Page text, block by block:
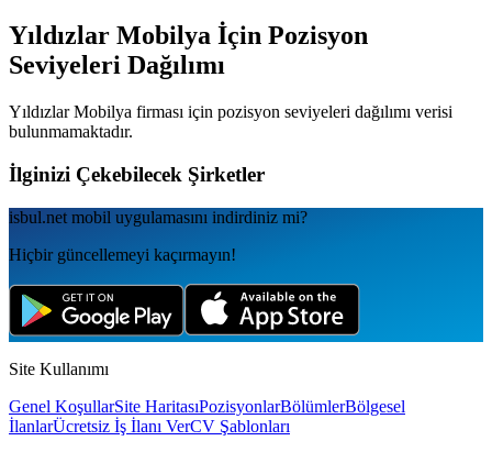
Yıldızlar Mobilya İçin Pozisyon
Seviyeleri Dağılımı
Yıldızlar Mobilya firması için pozisyon seviyeleri dağılımı verisi
bulunmamaktadır.
İlginizi Çekebilecek Şirketler
isbul.net mobil uygulamаsını indirdiniz mi?
Hiçbir güncellemeyi kaçırmayın!
Site Kullanımı
Genel KoşullarSite HaritasıPozisyonlarBölümlerBölgesel
İlanlarÜcretsiz İş İlanı VerCV Şablonları